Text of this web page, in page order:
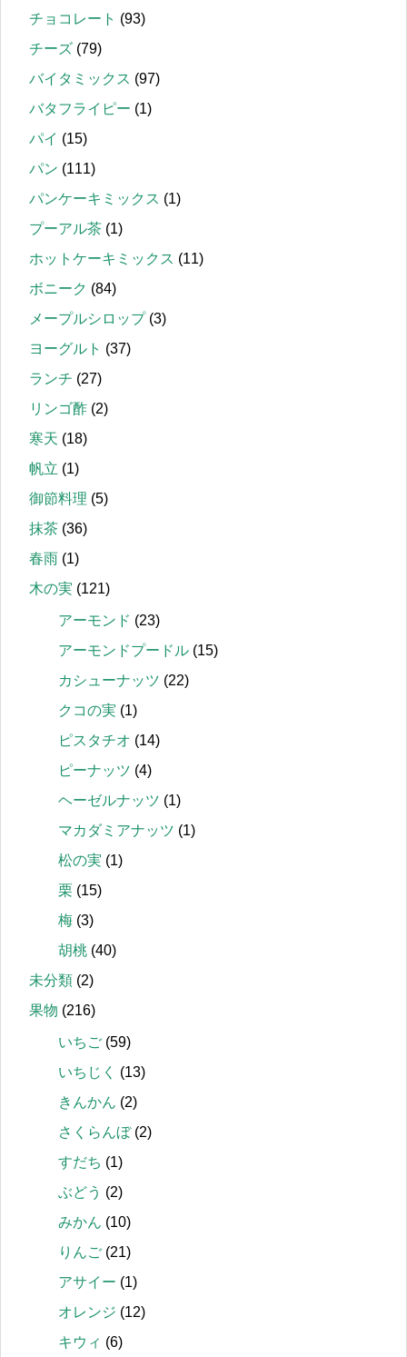
チョコレート (93)
チーズ (79)
バイタミックス (97)
バタフライピー (1)
パイ (15)
パン (111)
パンケーキミックス (1)
プーアル茶 (1)
ホットケーキミックス (11)
ボニーク (84)
メープルシロップ(3)
ヨーグルト (37)
ランチ (27)
リンゴ酢 (2)
寒天 (18)
帆立 (1)
御節料理 (5)
抹茶 (36)
春雨 (1)
木の実 (121)
アーモンド (23)
アーモンドプードル (15)
カシューナッツ (22)
クコの実 (1)
ピスタチオ (14)
ピーナッツ (4)
ヘーゼルナッツ (1)
マカダミアナッツ (1)
松の実 (1)
栗 (15)
梅 (3)
胡桃 (40)
未分類 (2)
果物 (216)
いちご (59)
いちじく
(13)
きんかん (2)
さくらんぼ(2)
すだち (1)
ぶどう (2)
みかん (10)
りんご (21)
アサイー (1)
オレンジ (12)
キウィ (6)